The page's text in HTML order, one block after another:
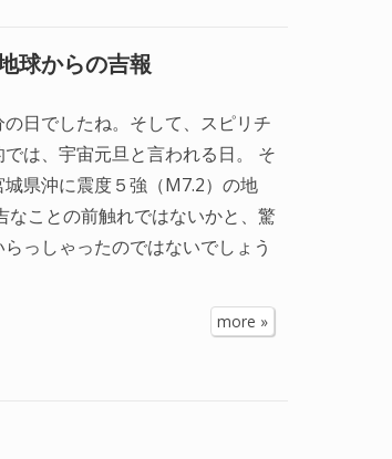
球からの吉報
日でしたね。そして、スピリチ
では、宇宙元旦と言われる日。 そ
県沖に震度５強（M7.2）の地
なことの前触れではないかと、驚
っしゃったのではないでしょう
more »